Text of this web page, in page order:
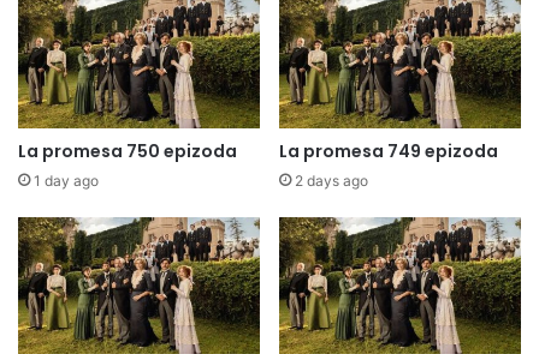
La promesa 750 epizoda
1 day ago
La promesa 749 epizoda
2 days ago